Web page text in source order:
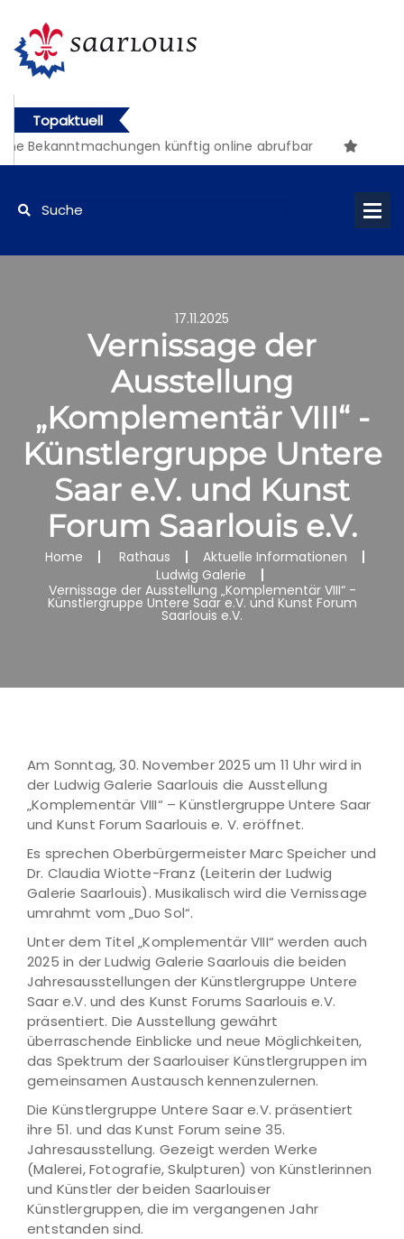
Topaktuell
Bekanntmachungen künftig online abrufbar
17.11.2025
Vernissage der
Ausstellung
„Komplementär VIII“ -
Künstlergruppe Untere
Saar e.V. und Kunst
Forum Saarlouis e.V.
Home Rathaus
Aktuelle Informationen
Ludwig Galerie
Vernissage der Ausstellung „Komplementär VIII“ -
Künstlergruppe Untere Saar e.V. und Kunst Forum
Saarlouis e.V.
Am Sonntag, 30. November 2025 um 11 Uhr wird in
der Ludwig Galerie Saarlouis die Ausstellung
„Komplementär VIII“ – Künstlergruppe Untere Saar
und Kunst Forum Saarlouis e. V. eröffnet.
Es sprechen Oberbürgermeister Marc Speicher und
Dr. Claudia Wiotte-Franz (Leiterin der Ludwig
Galerie Saarlouis). Musikalisch wird die Vernissage
umrahmt vom „Duo Sol“.
Unter dem Titel „Komplementär VIII“ werden auch
2025 in der Ludwig Galerie Saarlouis die beiden
Jahresausstellungen der Künstlergruppe Untere
Saar e.V. und des Kunst Forums Saarlouis e.V.
präsentiert. Die Ausstellung gewährt
überraschende Einblicke und neue Möglichkeiten,
das Spektrum der Saarlouiser Künstlergruppen im
gemeinsamen Austausch kennenzulernen.
Die Künstlergruppe Untere Saar e.V. präsentiert
ihre 51. und das Kunst Forum seine 35.
Jahresausstellung. Gezeigt werden Werke
(Malerei, Fotografie, Skulpturen) von Künstlerinnen
und Künstler der beiden Saarlouiser
Künstlergruppen, die im vergangenen Jahr
entstanden sind.